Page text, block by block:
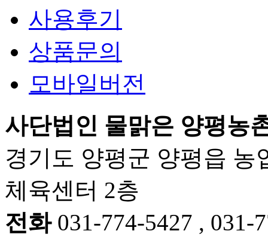
사용후기
상품문의
모바일버전
사단법인 물맑은 양평농
경기도 양평군 양평읍 농
체육센터 2층
전화031-774-5427 , 031-